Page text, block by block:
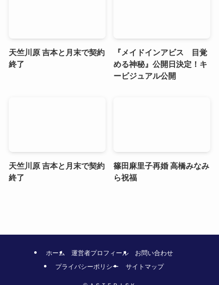
天竺川原 吉本と月末で契約
終了
『メイドインアビス 目覚
める神秘』公開日決定！キ
ービジュアル公開
天竺川原 吉本と月末で契約
終了
篠田麻里子再婚 高橋みなみ
ら祝福
ホーム 運営者プロフィール
お問い合わせ
プライバシーポリシー
サイトマップ